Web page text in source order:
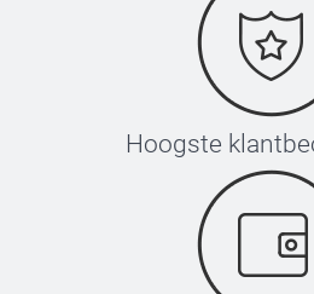
Hoogste